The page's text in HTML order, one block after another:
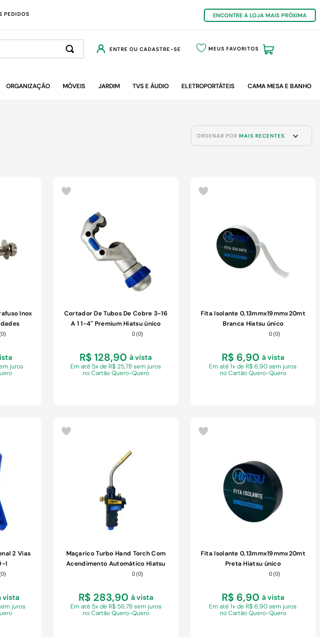
PEDIDOS ENCONTRE A LOJA MAIS PRÓXIMA
ENTRE OU CADASTRE-SE MEUS FAVORITOS
ORGANIZAÇÃO MÓVEIS JARDIM TVS E ÁUDIO ELETROPORTÁTEIS CAMA MESA E BANHO
ORDENAR POR MAIS RECENTES
Inox
0)
juros
Cortador De Tubos De Cobre 3-16
A 1 1-4" Premium Hiatsu único
0(0)
R$ 128,90 à vista
Ematé 5x de R$ 25,78 sem juros
no Cartão Quero-Quero
COMPRAR
Fita Isolante 0,13mmx19mmx20mt
Branca Hiatsu único
0(0)
R$ 6,90 à vista
Ematé 1x de R$ 6,90 sem juros
no Cartão Quero-Quero
COMPRAR
2 Vias
l
0)
vista
juros
Maçarico Turbo Hand Torch Com
Acendimento Automático Hiatsu
0(0)
R$ 283,90 à vista
Em até 5x de R$ 56,78 sem juros
no Cartão Quero-Quero
Fita Isolante 0,13mmx19mmx20mt
Preta Hiatsu único
0(0)
R$ 6,90 à vista
Ematé 1x de R$ 6,90 sem juros
no Cartão Quero-Quero